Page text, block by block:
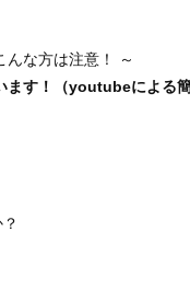
んな方は注意！ ～
す！（youtubeによ